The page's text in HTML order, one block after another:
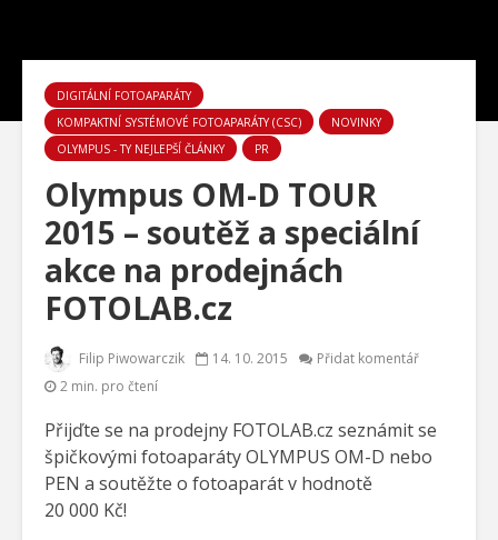
DIGITÁLNÍ FOTOAPARÁTY
KOMPAKTNÍ SYSTÉMOVÉ FOTOAPARÁTY (CSC)
NOVINKY
OLYMPUS - TY NEJLEPŠÍ ČLÁNKY
PR
Olympus OM-D TOUR
2015 – soutěž a speciální
akce na prodejnách
FOTOLAB.cz
Filip Piwowarczik 14. 10. 2015
Přidat komentář
2 min. pro čtení
Přijďte se na prodejny FOTOLAB.cz seznámit se
špičkovými fotoaparáty OLYMPUS OM-D nebo
PEN a soutěžte o fotoaparát v hodnotě
20 000 Kč!